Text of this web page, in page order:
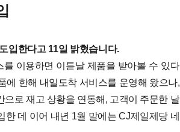
입한다고 11일 밝혔습니다.
이용하면 이튿날 제품을 받아볼 수 있다
에 한해 내일도착 서비스를 운영해 왔으나,
로 재고 상황을 연동해, 고객이 주문한 날
데 이어 내년 1월 말에는 CJ제일제당 네